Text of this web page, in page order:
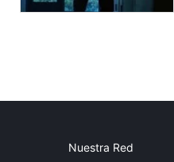
Nuestra Red